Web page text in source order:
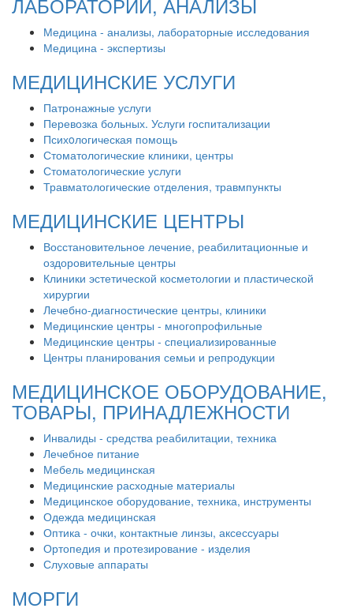
Медицина - анализы, лабораторные исследования
Медицина - экспертизы
МЕДИЦИНСКИЕ УСЛУГИ
Патронажные услуги
Перевозка больных. Услуги госпитализации
Психoлогическая помощь
Стоматологические клиники, центры
Стоматологические услуги
Травматологические отделения, травмпункты
МЕДИЦИНСКИЕ ЦЕНТРЫ
Восстановительное лечение, реабилитационные и
оздоровительные центры
Клиники эстетической косметологии и пластической
хирургии
Лечебно-диагностические центры, клиники
Медицинские центры - многопрофильные
Медицинские центры - специализированные
Центры планирования семьи и репродукции
МЕДИЦИНСКОЕ ОБОРУДОВАНИЕ,
ТОВАРЫ, ПРИНАДЛЕЖНОСТИ
Инвалиды - средства реабилитации, техника
Лечебное питание
Мебель медицинская
Медицинские расходные материалы
Медицинское оборудование, техника, инструменты
Одежда медицинская
Оптика - очки, контактные линзы, аксессуары
Ортопедия и протезирование - изделия
Слуховые аппараты
МОРГИ